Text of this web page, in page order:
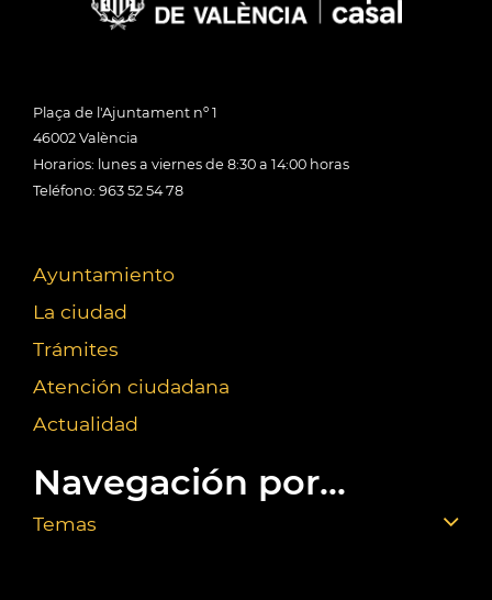
Plaça de l'Ajuntament nº 1
46002 València
Horarios: lunes a viernes de 8:30 a 14:00 horas
Teléfono: 963 52 54 78
Ayuntamiento
La ciudad
Trámites
Atención ciudadana
Actualidad
Navegación por...
Temas